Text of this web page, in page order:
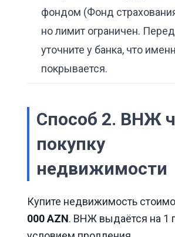
фондом (Фонд
но лимит ограничен.
уточните у банка, что
покрывается.
Способ 2. ВНЖ
покупку
недвижимости
Купите недвижимость
000 AZN. ВНЖ выдаётся на 1